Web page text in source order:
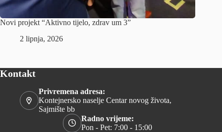
Novi projekt “Aktivno tijelo, zdrav um 3”
2 lipnja, 2026
Kontakt
Privremena adresa:
Kontejnersko naselje Centar novog života,
Sajmište bb
Radno vrijeme:
Pon - Pet: 7:00 - 15:00